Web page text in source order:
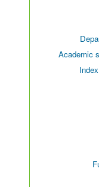
Academic